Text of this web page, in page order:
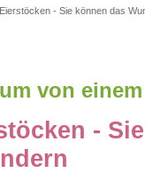
- Sie können das
von
-